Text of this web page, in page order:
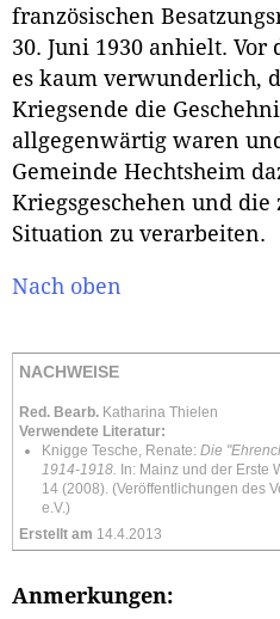
französischen
30. Juni 1930 anhielt.
es kaum verwunderlich,
Kriegsende die
allgegenwärtig waren
Gemeinde Hechtsheim
Kriegsgeschehen und die
Situation zu verarbeiten.
Nach oben
NACHWEISE
Red. Bearb. Katharina Thielen
Verwendete Literatur:
Knigge Tesche, Renate: Die
1914-1918. In: Mainz und der Erste
14 (2008). (Veröffentlichungen des
e.V.)
Erstellt am 14.4.2013
Anmerkungen: